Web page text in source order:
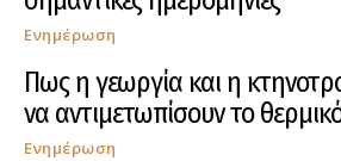
Ενημέρωση
Πως η γεωργία και η
να αντιμετωπίσουν το
Ενημέρωση